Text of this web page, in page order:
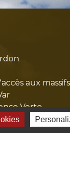
aux
Verte